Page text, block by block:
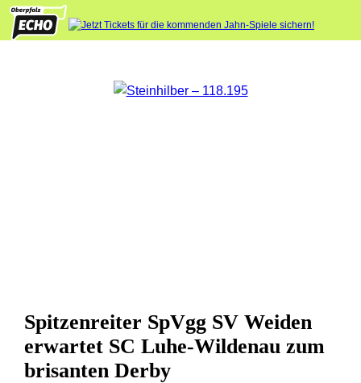
Spitzenreiter SpVgg SV Weiden
erwartet SC Luhe-Wildenau zum
brisanten Derby